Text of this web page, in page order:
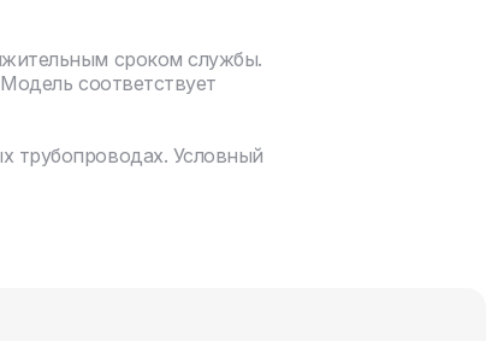
сроком службы.
соответствует
трубопроводах. Условный